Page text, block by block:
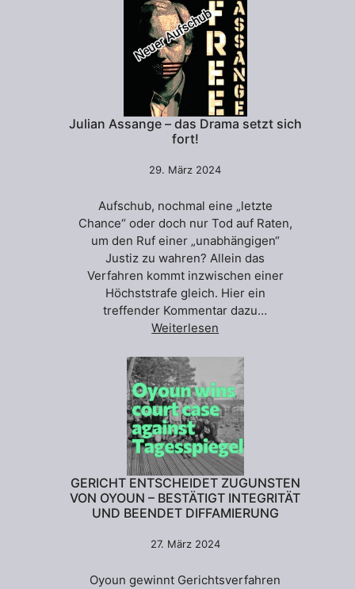
Julian Assange – das Drama setzt sich
fort!
29. März 2024
Aufschub, nochmal eine „letzte
Chance“ oder doch nur Tod auf Raten,
um den Ruf einer „unabhängigen“
Justiz zu wahren? Allein das
Verfahren kommt inzwischen einer
Höchststrafe gleich. Hier ein
treffender Kommentar dazu…
Weiterlesen
GERICHT ENTSCHEIDET ZUGUNSTEN
VON OYOUN – BESTÄTIGT INTEGRITÄT
UND BEENDET DIFFAMIERUNG
27. März 2024
Oyoun gewinnt Gerichtsverfahren